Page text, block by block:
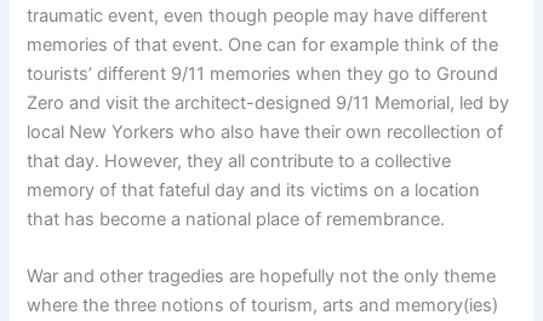
traumatic event, even though people may have different
memories of that event. One can for example think of the
tourists’ different 9/11 memories when they go to Ground
Zero and visit the architect-designed 9/11 Memorial, led by
local New Yorkers who also have their own recollection of
that day. However, they all contribute to a collective
memory of that fateful day and its victims on a location
that has become a national place of remembrance.
War and other tragedies are hopefully not the only theme
where the three notions of tourism, arts and memory(ies)